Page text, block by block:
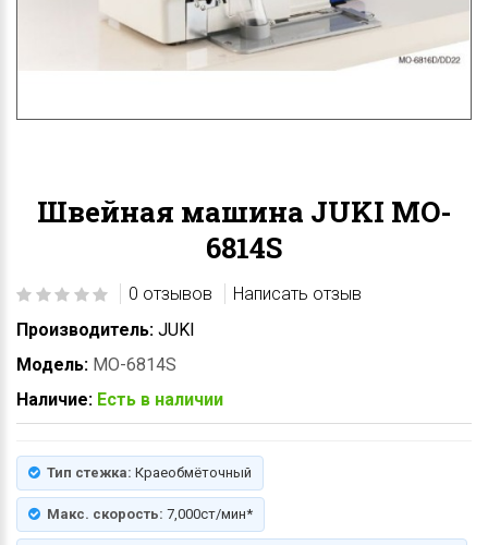
Швейная машина JUKI MO-
6814S
0 отзывов
Написать отзыв
Производитель: JUKI
Модель: MO-6814S
Наличие: Есть в наличии
Тип стежка: Краеобмёточный
Макс. скорость: 7,000ст/мин*